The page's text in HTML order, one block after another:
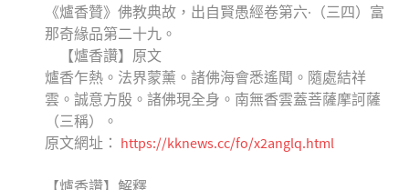
《爐香贊》佛教典故，出自賢愚經卷第六·（三四）富
那奇緣品第二十九。
【爐香讚】原文
爐香乍熱。法界蒙薰。諸佛海會悉遙聞。隨處結祥
雲。誠意方殷。諸佛現全身。南無香雲蓋菩薩摩訶薩
（三稱）。
原文網址：
https://kknews.cc/fo/x2anglq.html